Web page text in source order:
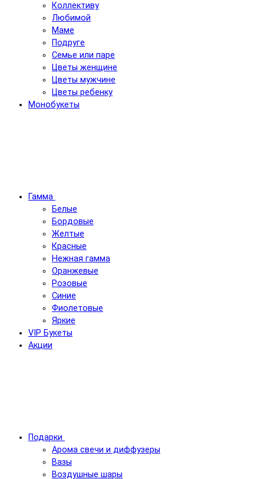
Коллективу
Любимой
Маме
Подруге
Семье или паре
Цветы женщине
Цветы мужчине
Цветы ребенку
Монобукеты
Гамма
Белые
Бордовые
Желтые
Красные
Нежная гамма
Оранжевые
Розовые
Синие
Фиолетовые
Яркие
VIP Букеты
Акции
Подарки
Арома свечи и диффузеры
Вазы
Воздушные шары